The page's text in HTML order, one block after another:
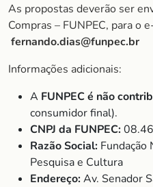
As propostas deverão ser
Compras – FUNPEC, para o
fernando.dias@funpec.br
Informações adicionais:
A FUNPEC é não
consumidor final).
CNPJ da FUNPEC:
Razão Social:
Pesquisa e Cultura
Endereço:Av. Senador